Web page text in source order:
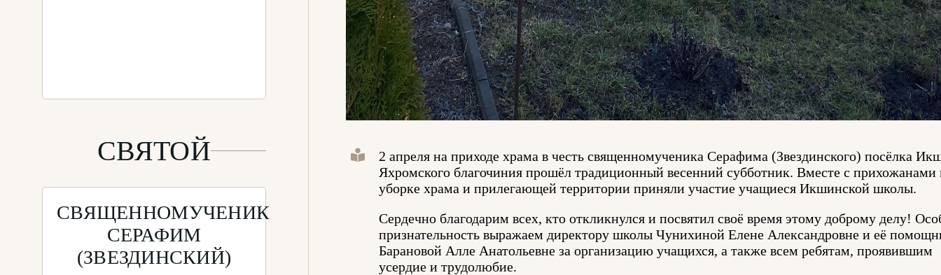
СВЯТОЙ
СВЯЩЕННОМУЧЕНИК
СЕРАФИМ
(ЗВЕЗДИНСКИЙ)
2 апреля на приходе храма в честь священномученика Серафима (Звездинского) посёлка
Яхромского благочиния прошёл традиционный весенний субботник. Вместе с прихожанами
уборке храма и прилегающей территории приняли участие учащиеся Икшинской школы.
Сердечно благодарим всех, кто откликнулся и посвятил своё время этому доброму делу!
признательность выражаем директору школы Чунихиной Елене Александровне и её
Барановой Алле Анатольевне за организацию учащихся, а также всем ребятам, проявившим
усердие и трудолюбие.